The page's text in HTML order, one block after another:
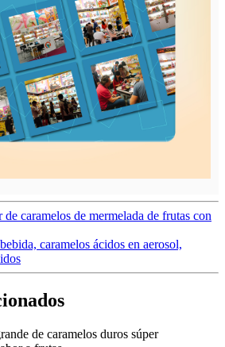
de caramelos de mermelada de frutas con
caramelos ácidos en aerosol,